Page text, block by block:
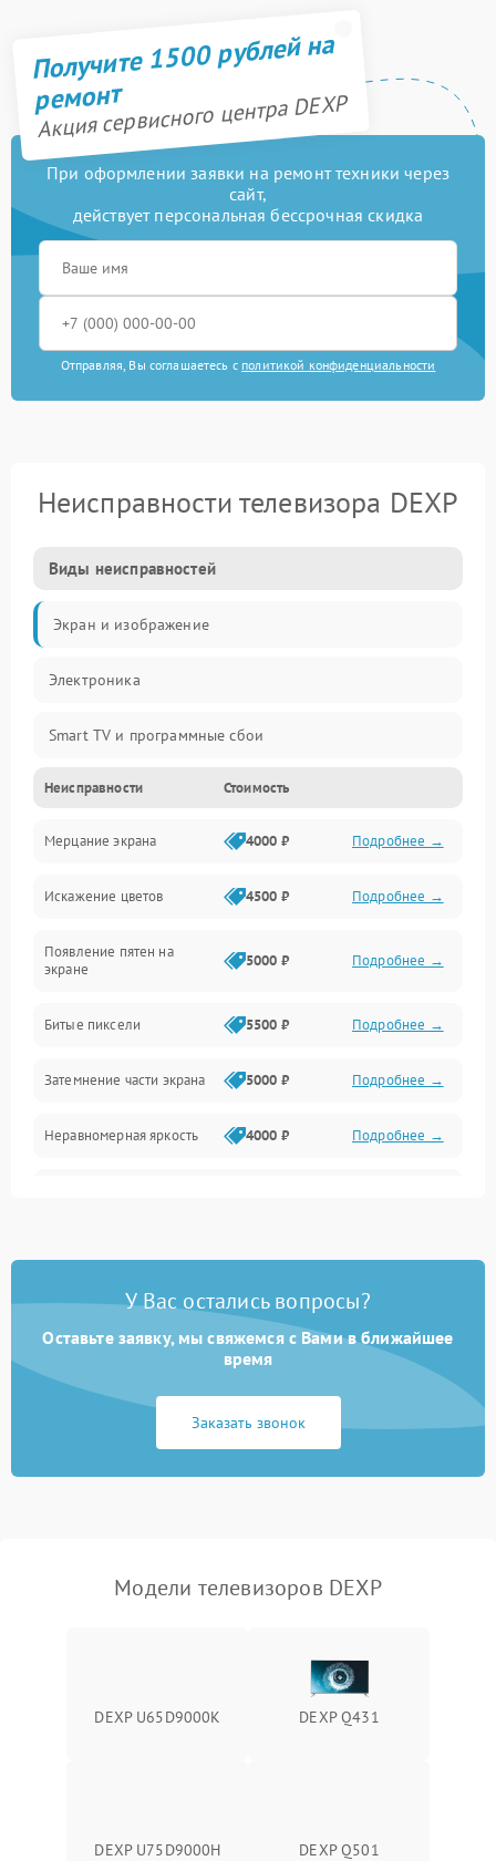
Получите 1500 рублей на
ремонт
Акция сервисного центра DEXP
При оформлении заявки на ремонт техники через
сайт,
действует персональная бессрочная скидка
Отправляя, Вы соглашаетесь с политикой конфиденциальности
Неисправности телевизора DEXP
Виды неисправностей
Экран и изображение
Электроника
Smart TV и программные сбои
Питание и запуск
Подсветка и LED-модули
Звук и аудиосистема
Сигнал и приём каналов
Механические повреждения
Программное обеспечение
Сеть и подключения
Аудио
Сетевая
Неисправности Стоимость
Мерцание экрана 4000 ₽ Подробнее →
Искажение цветов 4500 ₽ Подробнее →
Появление пятен на
экране
5000 ₽ Подробнее →
Битые пиксели 5500 ₽ Подробнее →
Затемнение части экрана 5000 ₽ Подробнее →
Неравномерная яркость 4000 ₽ Подробнее →
У Вас остались вопросы?
Оставьте заявку, мы свяжемся с Вами в ближайшее
время
Заказать звонок
Модели телевизоров DEXP
DEXP U65D9000K DEXP Q431
DEXP U75D9000H DEXP Q501